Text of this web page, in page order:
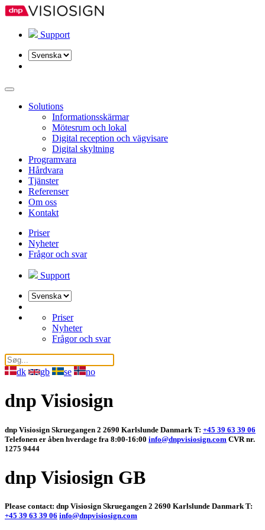
Support
Välj
Solutions
Informationsskärmar
Mötesrum och lokal
Digital reception och vägvisare
Digital skyltning
Programvara
Hårdvara
Tjänster
Referenser
Om oss
Kontakt
Priser
Nyheter
Frågor och svar
Support
Välj
språk Priser
Nyheter
Frågor och svar
dk gb se no
dnp Visiosign
dnp Visiosign Skruegangen 2 2690 Karlslunde Danmark T: +45 39 63 39 06
Telefonen er åben hverdage fra 8:00-16:00 info@dnpvisiosign.com CVR nr.
1275 9444
dnp Visiosign GB
Please contact: dnp Visiosign Skruegangen 2 2690 Karlslunde Danmark T:
+45 39 63 39 06 info@dnpvisiosign.com